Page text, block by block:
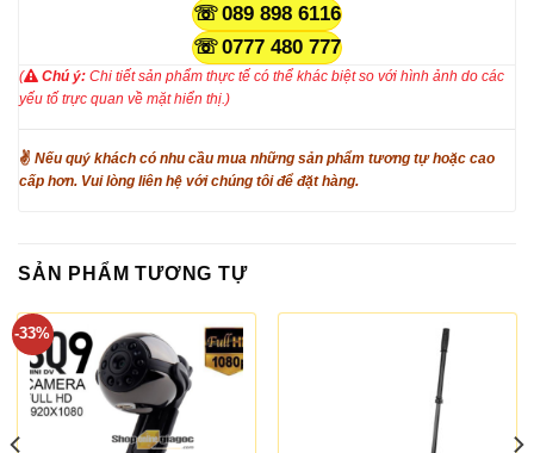
089 898 6116
0777 480 777
( Chú ý: Chi tiết sản phẩm thực tế có thể khác biệt so với hình ảnh do các
yếu tố trực quan về mặt hiển thị.)
✌ Nếu quý khách có nhu cầu mua những sản phẩm tương tự hoặc cao
cấp hơn. Vui lòng liên hệ với chúng tôi để đặt hàng.
SẢN PHẨM TƯƠNG TỰ
-33%